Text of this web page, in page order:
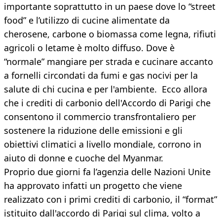
importante soprattutto in un paese dove lo “street
food” e l’utilizzo di cucine alimentate da
cherosene, carbone o biomassa come legna, rifiuti
agricoli o letame è molto diffuso. Dove è
“normale” mangiare per strada e cucinare accanto
a fornelli circondati da fumi e gas nocivi per la
salute di chi cucina e per l'ambiente. Ecco allora
che i crediti di carbonio dell'Accordo di Parigi che
consentono il commercio transfrontaliero per
sostenere la riduzione delle emissioni e gli
obiettivi climatici a livello mondiale, corrono in
aiuto di donne e cuoche del Myanmar.
Proprio due giorni fa l’agenzia delle Nazioni Unite
ha approvato infatti un progetto che viene
realizzato con i primi crediti di carbonio, il “format”
istituito dall'accordo di Parigi sul clima, volto a